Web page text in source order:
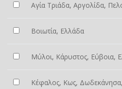
Αγία Τριάδα, Αργολίδα,
Βοιωτία, Ελλάδα
Μύλοι, Κάρυστος, Εύβοια,
Κέφαλος, Κως,